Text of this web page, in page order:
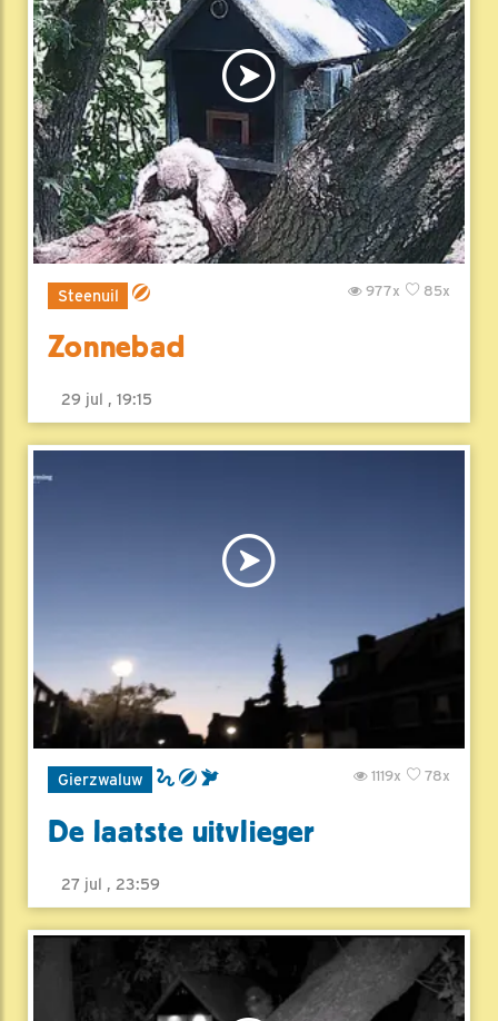
Steenuil 85x
977x
Zonnebad
29 jul , 19:15
Gierzwaluw 78x
1119x
De laatste uitvlieger
27 jul , 23:59